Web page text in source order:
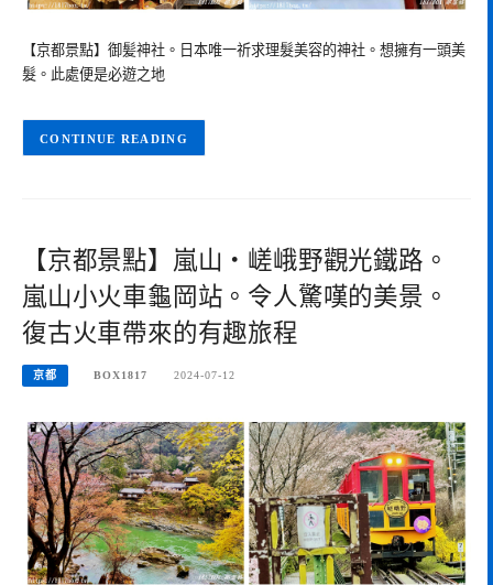
【京都景點】御髪神社。日本唯一祈求理髮美容的神社。想擁有一頭美
髮。此處便是必遊之地
CONTINUE READING
【京都景點】嵐山・嵯峨野觀光鐵路。
嵐山小火車龜岡站。令人驚嘆的美景。
復古火車帶來的有趣旅程
京都 BOX1817 2024-07-12